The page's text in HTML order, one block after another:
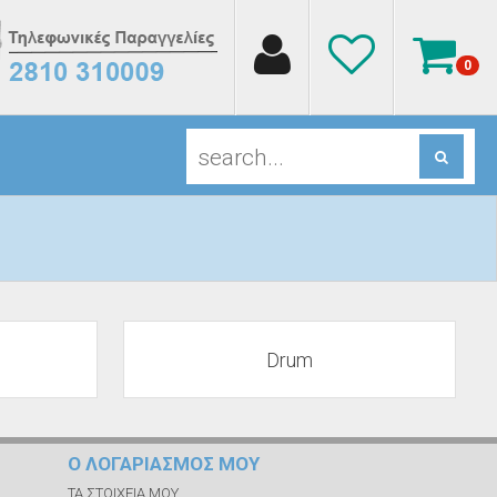
0
Drum
Ο ΛΟΓΑΡΙΑΣΜΟΣ ΜΟΥ
ΤΑ ΣΤΟΙΧΕΙΑ ΜΟΥ